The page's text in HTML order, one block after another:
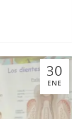
30
ENE